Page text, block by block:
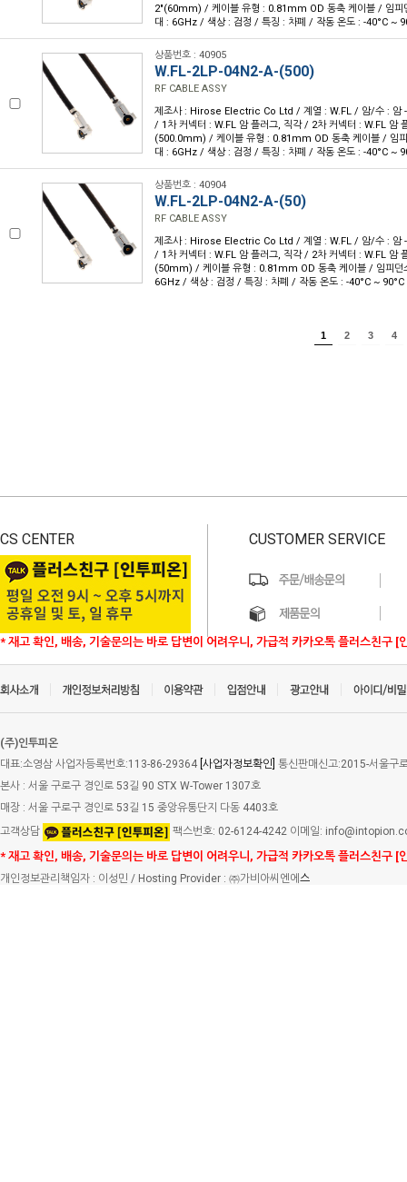
2"(60mm) / 케이블 유형 : 0.81mm OD 동축 케이블 / 임피
대 : 6GHz / 색상 : 검정 / 특징 : 차폐 / 작동 온도 : -40°C ~
상품번호 : 40905
W.FL-2LP-04N2-A-(500)
RF CABLE ASSY
제조사 : Hirose Electric Co Ltd / 계열 : W.FL / 암/수 : 암 -
/ 1차 커넥터 : W.FL 암 플러그, 직각 / 2차 커넥터 : W.FL 암
(500.0mm) / 케이블 유형 : 0.81mm OD 동축 케이블 / 임
대 : 6GHz / 색상 : 검정 / 특징 : 차폐 / 작동 온도 : -40°C ~
상품번호 : 40904
W.FL-2LP-04N2-A-(50)
RF CABLE ASSY
제조사 : Hirose Electric Co Ltd / 계열 : W.FL / 암/수 : 암 -
/ 1차 커넥터 : W.FL 암 플러그, 직각 / 2차 커넥터 : W.FL 암
(50mm) / 케이블 유형 : 0.81mm OD 동축 케이블 / 임피던
6GHz / 색상 : 검정 / 특징 : 차폐 / 작동 온도 : -40°C ~ 90°C
1 2 3 4
CS CENTER
* 재고 확인, 배송, 기술문의는 바로 답변이 어려우니, 가급적 카카오톡 플러스친구 [
CUSTOMER SERVICE
(주)인투피온
대표:소영삼 사업자등록번호:113-86-29364 [사업자정보확인] 통신판매신고:2015-서울구
본사 : 서울 구로구 경인로 53길 90 STX W-Tower 1307호
매장 : 서울 구로구 경인로 53길 15 중앙유통단지 다동 4403호
고객상담
팩스번호: 02-6124-4242 이메일:
* 재고 확인, 배송, 기술문의는 바로 답변이 어려우니, 가급적 카카오톡 플러스친구 [
개인정보관리책임자 : 이성민 / Hosting Provider : ㈜가비아씨엔에 스